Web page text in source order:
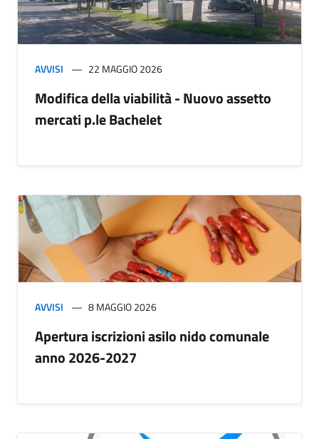
AVVISI 22 MAGGIO 2026
Modifica della viabilità - Nuovo assetto
mercati p.le Bachelet
AVVISI 8 MAGGIO 2026
Apertura iscrizioni asilo nido comunale
anno 2026-2027